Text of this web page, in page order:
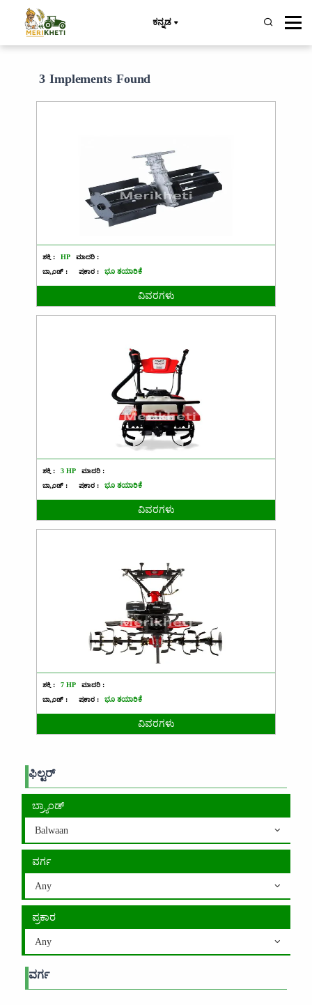
ಕನ್ನಡ
3 Implements Found
ಶಕ್ತಿ : HP
ಮಾದರಿ :
ಬ್ರ್ಯಾಂಡ್ :
ಪ್ರಕಾರ : ಭೂ ತಯಾರಿಕೆ
ವಿವರಗಳು
ಶಕ್ತಿ : 3 HP
ಮಾದರಿ :
ಬ್ರ್ಯಾಂಡ್ :
ಪ್ರಕಾರ : ಭೂ ತಯಾರಿಕೆ
ವಿವರಗಳು
ಶಕ್ತಿ : 7 HP
ಮಾದರಿ :
ಬ್ರ್ಯಾಂಡ್ :
ಪ್ರಕಾರ : ಭೂ ತಯಾರಿಕೆ
ವಿವರಗಳು
ಫಿಲ್ಟರ್
ಬ್ರ್ಯಾಂಡ್
Balwaan
ವರ್ಗ
Any
ಪ್ರಕಾರ
Any
ವರ್ಗ